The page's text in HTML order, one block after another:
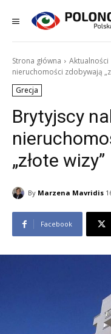
Strona główna Aktualności
nieruchomości zdobywają
Grecja
Brytyjscy
„złote wizy”
By Marzena Mavridis
Facebook